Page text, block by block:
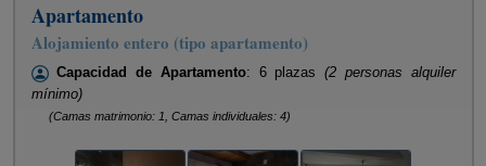
Apartamento
Alojamiento entero (tipo apartamento)
Capacidad de Apartamento: 6 plazas (2 personas alquiler
mínimo)
(Camas matrimonio: 1, Camas individuales: 4)